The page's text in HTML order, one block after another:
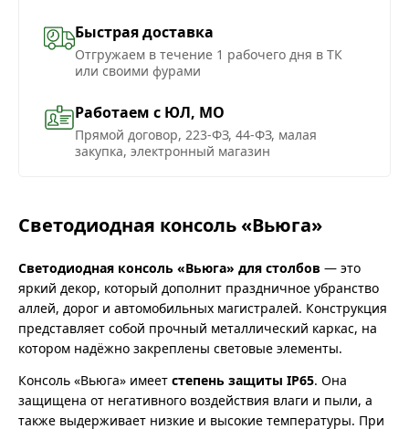
Быстрая доставка
Отгружаем в течение 1 рабочего дня в ТК
или своими фурами
Работаем с ЮЛ, МО
Прямой договор, 223-ФЗ, 44-ФЗ, малая
закупка, электронный магазин
Светодиодная консоль «Вьюга»
Светодиодная консоль «Вьюга» для столбов — это
яркий декор, который дополнит праздничное убранство
аллей, дорог и автомобильных магистралей. Конструкция
представляет собой прочный металлический каркас, на
котором надёжно закреплены световые элементы.
Консоль «Вьюга» имеет степень защиты IP65. Она
защищена от негативного воздействия влаги и пыли, а
также выдерживает низкие и высокие температуры. При